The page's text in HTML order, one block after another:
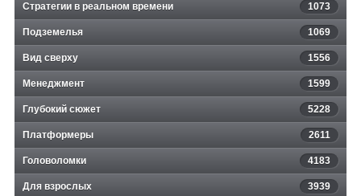
Стратегии в реальном времени 1073
Подземелья 1069
Вид сверху 1556
Менеджмент 1599
Глубокий сюжет 5228
Платформеры 2611
Головоломки 4183
Для взрослых 3939